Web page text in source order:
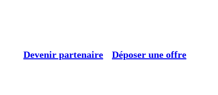
Devenir partenaire Déposer une offre